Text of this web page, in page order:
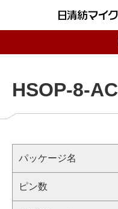
HSOP-8-AC
パッケージ名
ピン数